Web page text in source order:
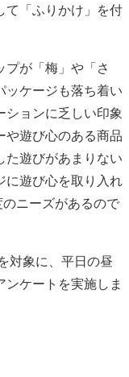
て「ふりかけ」を付
が「梅」や「さ
ッケージも落ち着い
ションに乏しい印象
や遊び心のある商品
た遊びがあまりない
に遊び心を取り入れ
ニーズがあるので
対象に、平日の昼
ケートを実施しま